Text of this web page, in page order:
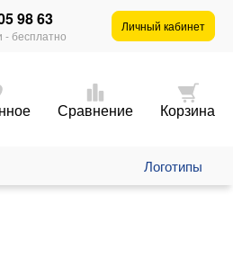
98 63
- бесплатно
Личный кабинет
Сравнение Корзина
Логотипы
×